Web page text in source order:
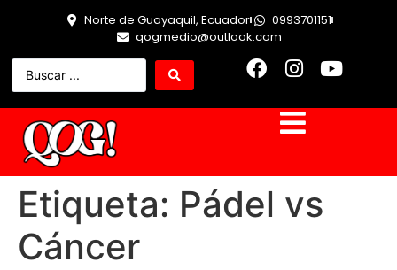
Norte de Guayaquil, Ecuador
0993701151
qogmedio@outlook.com
Etiqueta: Pádel vs
Cáncer